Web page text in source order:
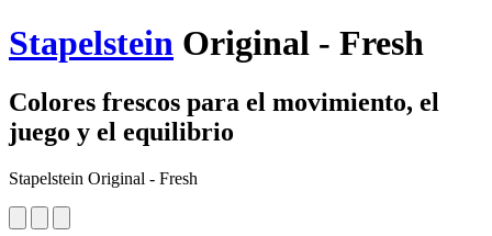
Stapelstein Original - Fresh
Colores frescos para el movimiento, el
juego y el equilibrio
Stapelstein Original - Fresh